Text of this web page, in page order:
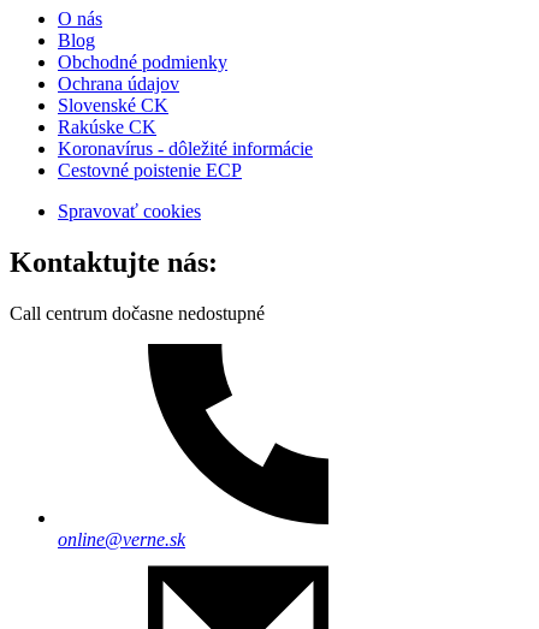
O nás
Blog
Obchodné podmienky
Ochrana údajov
Slovenské CK
Rakúske CK
Koronavírus - dôležité informácie
Cestovné poistenie ECP
Spravovať cookies
Kontaktujte nás:
Call centrum dočasne nedostupné
online@verne.sk